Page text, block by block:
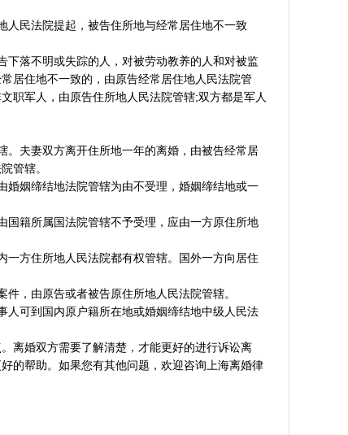
人民法院提起，被告住所地与经常居住地不一致
下落不明或失踪的人，对被劳动教养的人和对被监
居住地不一致的，由原告经常居住地人民法院管
职军人，由原告住所地人民法院管辖;双方都是军人
。夫妻双方离开住所地一年的离婚，由被告经常居
管辖。
婚姻缔结地法院管辖为由不受理，婚姻缔结地或一
国籍所属国法院管辖不予受理，应由一方原住所地
方住所地人民法院都有权管辖。国外一方向居住
，由原告或者被告原住所地人民法院管辖。
人可到国内原户籍所在地或婚姻缔结地中级人民法
离婚双方需要了解清楚，才能更好的进行诉讼离
的帮助。如果您有其他问题，欢迎咨询上海离婚律